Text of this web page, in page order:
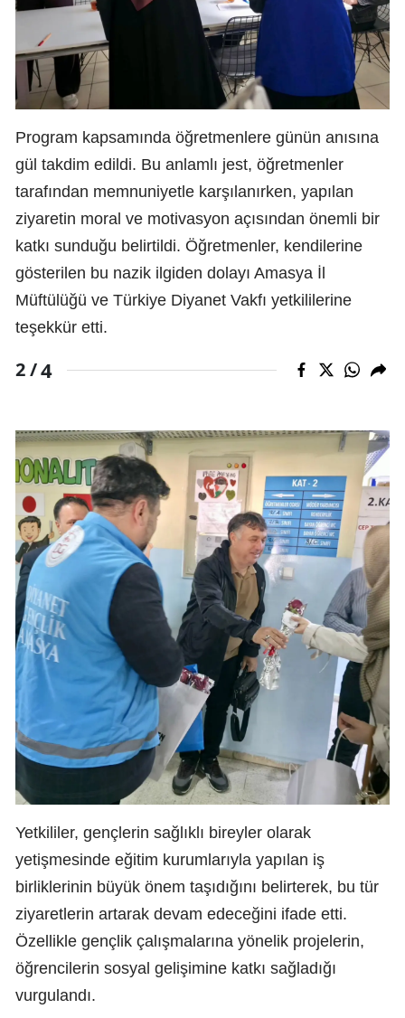
Program kapsamında öğretmenlere günün anısına
gül takdim edildi. Bu anlamlı jest, öğretmenler
tarafından memnuniyetle karşılanırken, yapılan
ziyaretin moral ve motivasyon açısından önemli bir
katkı sunduğu belirtildi. Öğretmenler, kendilerine
gösterilen bu nazik ilgiden dolayı Amasya İl
Müftülüğü ve Türkiye Diyanet Vakfı yetkililerine
teşekkür etti.
2 /4
Yetkililer, gençlerin sağlıklı bireyler olarak
yetişmesinde eğitim kurumlarıyla yapılan iş
birliklerinin büyük önem taşıdığını belirterek, bu tür
ziyaretlerin artarak devam edeceğini ifade etti.
Özellikle gençlik çalışmalarına yönelik projelerin,
öğrencilerin sosyal gelişimine katkı sağladığı
vurgulandı.